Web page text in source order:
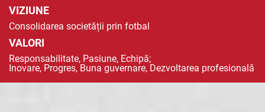
VIZIUNE
Consolidarea societății prin fotbal
VALORI
Responsabilitate, Pasiune, Echipă;
Inovare, Progres, Buna guvernare, Dezvoltarea profesională